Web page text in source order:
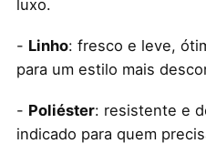
luxo.
- Linho: fresco e leve,
para um estilo mais
- Poliéster: resistente e
indicado para quem